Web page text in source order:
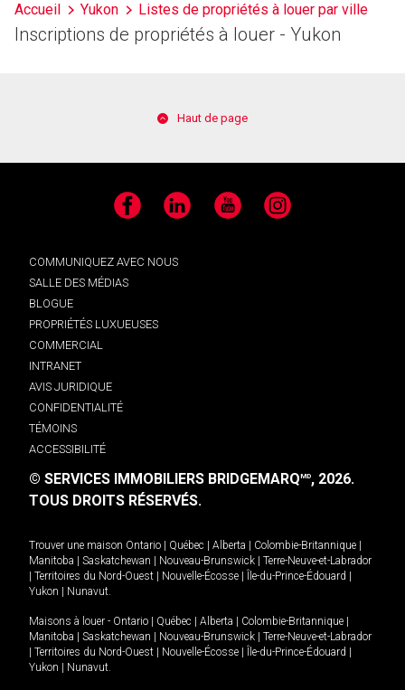
Accueil Yukon Listes de propriétés à louer par ville
Inscriptions de propriétés à louer - Yukon
Haut de page
Facebook LinkedIn YouTube Instagram
COMMUNIQUEZ AVEC NOUS
SALLE DES MÉDIAS
BLOGUE
PROPRIÉTÉS LUXUEUSES
COMMERCIAL
INTRANET
AVIS JURIDIQUE
CONFIDENTIALITÉ
TÉMOINS
ACCESSIBILITÉ
© SERVICES IMMOBILIERS BRIDGEMARQMD, 2026.
TOUS DROITS RÉSERVÉS.
Trouver une maison Ontario Québec Alberta Colombie-Britannique
Manitoba
Saskatchewan Nouveau-Brunswick
Terre-Neuve-et-Labrador
Territoires du Nord-Ouest Nouvelle-Écosse Île-du-Prince-Édouard
Yukon
Nunavut.
Maisons à louer - Ontario Québec Alberta Colombie-Britannique
Manitoba
Saskatchewan Nouveau-Brunswick
Terre-Neuve-et-Labrador
Territoires du Nord-Ouest Nouvelle-Écosse Île-du-Prince-Édouard
Yukon
Nunavut.